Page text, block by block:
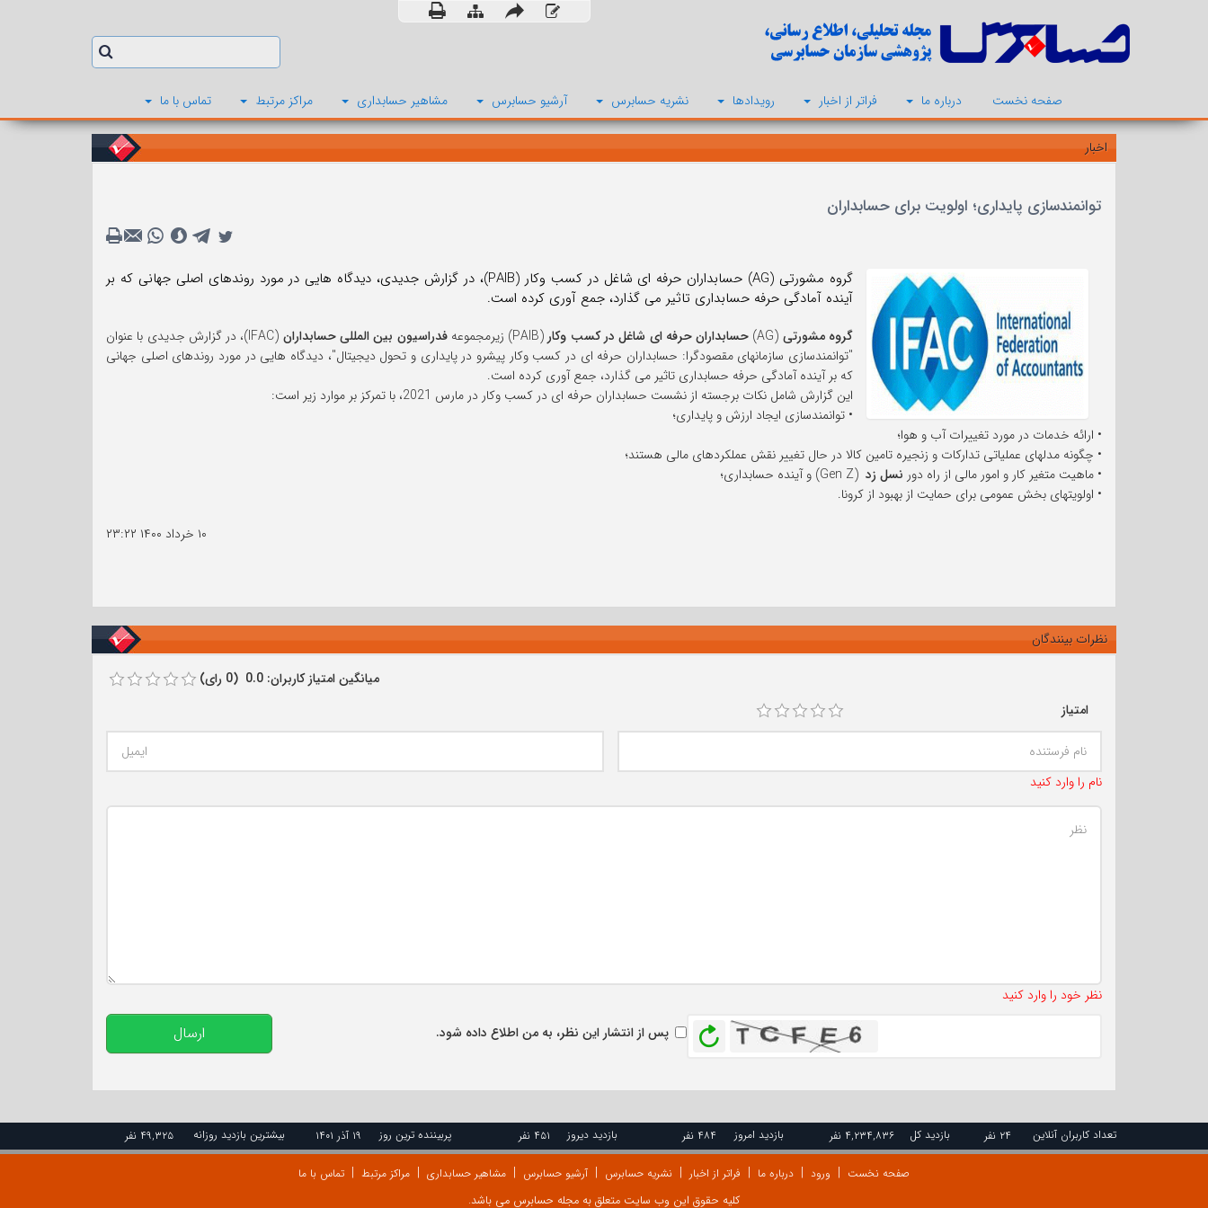
صفحه نخست درباره ما فراتر از اخبار رویدادها نشریه حسابرس آرشیو حسابرس مشاهیر حسابداری مراکز مرتبط تماس با ما
اخبار
توانمندسازی پایداری؛ اولویت برای حسابداران
گروه مشورتی (AG) حسابداران حرفه ای شاغل در کسب وکار (PAIB)، در گزارش جدیدی، دیدگاه هایی در مورد روندهای اصلی جهانی که بر
آینده آمادگی حرفه حسابداری تاثیر می گذارد، جمع آوری کرده است.
گروه مشورتی (AG) حسابداران حرفه ای شاغل در کسب وکار (PAIB) زیرمجموعه فدراسیون بین المللی حسابداران
(IFAC)، در گزارش جدیدی با عنوان
"توانمندسازی سازمانهای مقصودگرا: حسابداران حرفه ای در کسب وکار پیشرو در پایداری و تحول دیجیتال"، دیدگاه هایی در مورد روندهای اصلی جهانی
که بر آینده آمادگی حرفه حسابداری تاثیر می گذارد، جمع آوری کرده است.
این گزارش شامل نکات برجسته از نشست حسابداران حرفه ای در کسب وکار در مارس 2021، با تمرکز بر موارد زیر است:
• توانمندسازی ایجاد ارزش و پایداری؛
• ارائه خدمات در مورد تغییرات آب و هوا؛
• چگونه مدلهای عملیاتی تدارکات و زنجیره تامین کالا در حال تغییر نقش عملکردهای مالی هستند؛
• ماهیت متغیر کار و امور مالی از راه دور نسل زد (Gen Z) و آینده حسابداری؛
• اولویتهای بخش عمومی برای حمایت از بهبود از کرونا.
۱۰ خرداد ۱۴۰۰
۲۳:۲۲
نظرات بینندگان
میانگین امتیاز کاربران: 0.0 (0 رای)
امتیاز
نام را وارد کنید
نظر خود را وارد کنید
بازخوانیپس از انتشار این نظر، به من اطلاع داده شود. ارسال
تعداد کاربران آنلاین ۲۴ نفر بازدید کل ۴,۲۳۴,۸۳۶ نفر بازدید امروز ۴۸۴ نفر بازدید دیروز ۴۵۱ نفر پربیننده ترین روز ۱۹ آذر ۱۴۰۱ بیشترین بازدید روزانه ۴۹,۳۲۵ نفر
صفحه نخست ورود درباره ما فراتر از اخبار نشریه حسابرس آرشیو حسابرس مشاهیر حسابداری مراکز مرتبط تماس با ما
کلیه حقوق این وب سایت متعلق به مجله حسابرس می باشد.